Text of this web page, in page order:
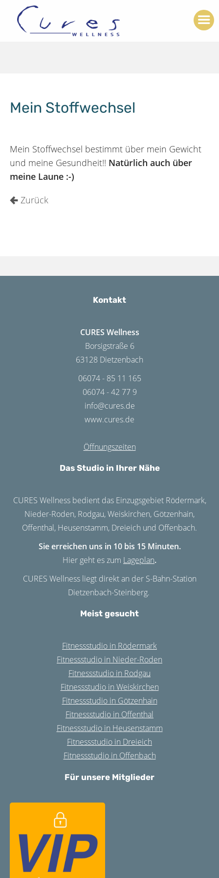
Mein Stoffwechsel
Mein Stoffwechsel bestimmt über mein Gewicht
und meine Gesundheit!! Natürlich auch über
meine Laune :-)
Zurück
Kontakt
CURES Wellness
Borsigstraße 6
63128 Dietzenbach
06074 - 85 11 165
06074 - 42 77 9
info@cures.de
www.cures.de
Öffnungszeiten
Das Studio in Ihrer Nähe
CURES Wellness bedient das Einzugsgebiet Rödermark,
Nieder-Roden, Rodgau, Weiskirchen, Götzenhain,
Offenthal, Heusenstamm, Dreieich und Offenbach.
Sie erreichen uns in 10 bis 15 Minuten.
Hier geht es zum Lageplan.
CURES Wellness liegt direkt an der S-Bahn-Station
Dietzenbach-Steinberg.
Meist gesucht
Fitnessstudio in Rödermark
Fitnessstudio in Nieder-Roden
Fitnessstudio in Rodgau
Fitnessstudio in Weiskirchen
Fitnessstudio in Götzenhain
Fitnessstudio in Offenthal
Fitnessstudio in Heusenstamm
Fitnessstudio in Dreieich
Fitnessstudio in Offenbach
Für unsere Mitglieder